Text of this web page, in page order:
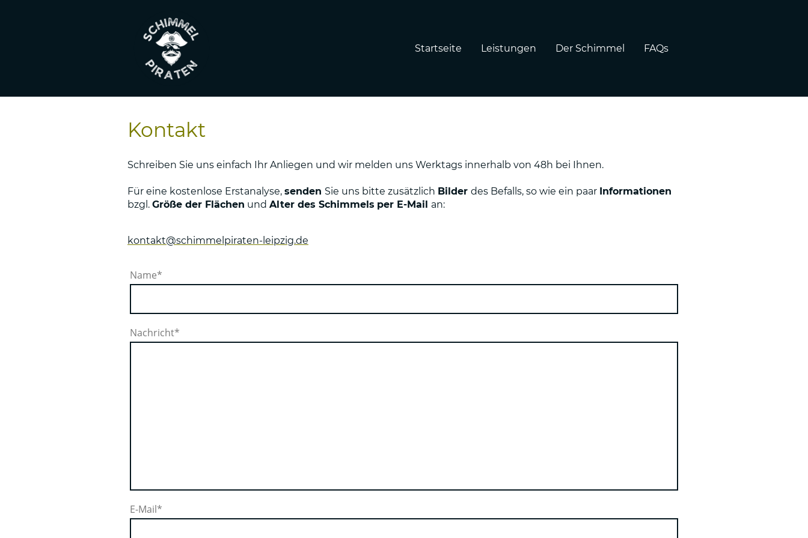
Startseite Leistungen Der Schimmel FAQs
Kontakt
Schreiben Sie uns einfach Ihr Anliegen und wir melden uns Werktags innerhalb von 48h bei Ihnen.
Für eine kostenlose Erstanalyse, senden Sie uns bitte zusätzlich Bilder des Befalls, so wie ein paar Informationen
bzgl. Größe der Flächen und Alter des Schimmels per E-Mail an:
kontakt@schimmelpiraten-leipzig.de
Name*
Nachricht*
E-Mail*